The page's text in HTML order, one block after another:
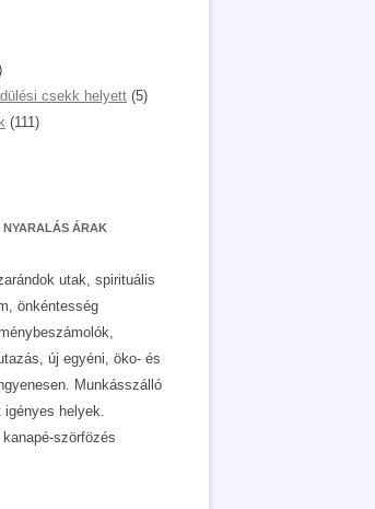
csekk helyett (5)
(111)
NYARALÁS ÁRAK
utak, spirituális
önkéntesség
új egyéni, öko- és
Munkásszálló
igényes helyek.
szörfözés